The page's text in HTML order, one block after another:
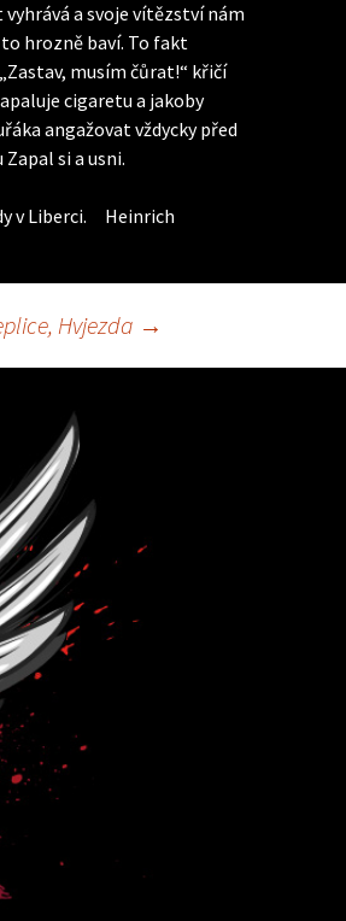
a svoje vítězství nám
hrozně baví. To fakt
musím čůrat!“ křičí
cigaretu a jakoby
angažovat vždycky před
si a usni.
v Liberci. Heinrich
Hvjezda →